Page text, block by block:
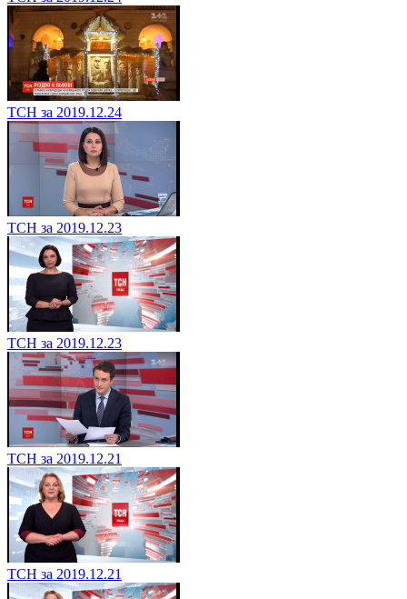
ТСН за 2019.12.24
ТСН за 2019.12.23
ТСН за 2019.12.23
ТСН за 2019.12.21
ТСН за 2019.12.21